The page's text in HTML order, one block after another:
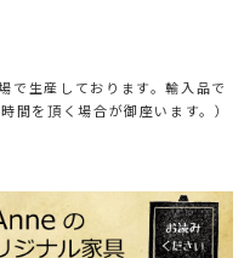
で生産しております。輸入品で
間を頂く場合が御座います。）